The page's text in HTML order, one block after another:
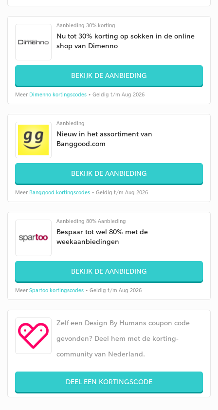
Aanbieding 30% korting
Nu tot 30% korting op sokken in de online
shop van Dimenno
BEKIJK DE AANBIEDING
Meer Dimenno kortingscodes • Geldig t/m Aug 2026
Aanbieding
Nieuw in het assortiment van
Banggood.com
BEKIJK DE AANBIEDING
Meer Banggood kortingscodes • Geldig t/m Aug 2026
Aanbieding 80% Aanbieding
Bespaar tot wel 80% met de
weekaanbiedingen
BEKIJK DE AANBIEDING
Meer Spartoo kortingscodes • Geldig t/m Aug 2026
Zelf een Design By Humans coupon code
gevonden? Deel hem met de korting-
community van Nederland.
DEEL EEN KORTINGSCODE